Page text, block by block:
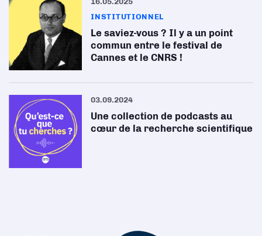
INSTITUTIONNEL
Le saviez-vous ? Il y a un point
commun entre le festival de
Cannes et le CNRS !
03.09.2024
Une collection de podcasts au
cœur de la recherche scientifique